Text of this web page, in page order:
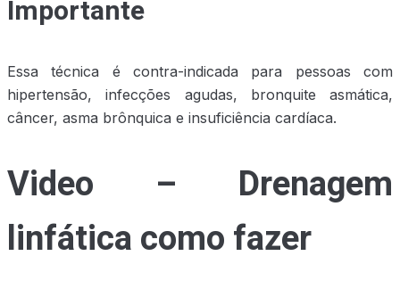
Importante
Essa técnica é contra-indicada para pessoas com
hipertensão, infecções agudas, bronquite asmática,
câncer, asma brônquica e insuficiência cardíaca.
Video – Drenagem
linfática como fazer